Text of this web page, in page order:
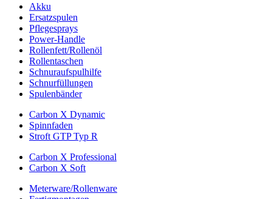
Akku
Ersatzspulen
Pflegesprays
Power-Handle
Rollenfett/Rollenöl
Rollentaschen
Schnuraufspulhilfe
Schnurfüllungen
Spulenbänder
Carbon X Dynamic
Spinnfaden
Stroft GTP Typ R
Carbon X Professional
Carbon X Soft
Meterware/Rollenware